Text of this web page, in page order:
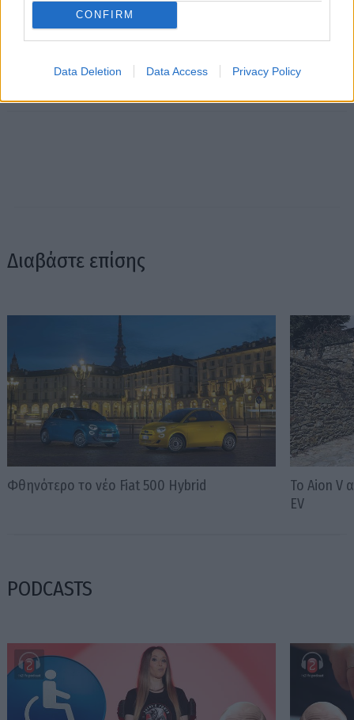
CONFIRM
Data Deletion Data Access Privacy Policy
Διαβάστε επίσης
Φθηνότερο το νέο Fiat 500 Hybrid
Το Aion V
EV
PODCASTS